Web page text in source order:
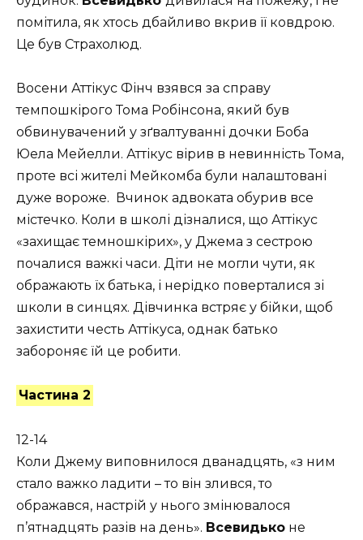
помітила, як хтось дбайливо вкрив її ковдрою.
Це був Страхолюд.
Восени Аттікус Фінч взявся за справу
темпошкірого Тома Робінсона, який був
обвинувачений у зґвалтуванні дочки Боба
Юела Мейелли. Аттікус вірив в невинність Тома,
проте всі жителі Мейкомба були налаштовані
дуже вороже. Вчинок адвоката обурив все
містечко. Коли в школі дізналися, що Аттікус
«захищає темношкірих», у Джема з сестрою
почалися важкі часи. Діти не могли чути, як
ображають їх батька, і нерідко поверталися зі
школи в синцях. Дівчинка встряє у бійки, щоб
захистити честь Аттікуса, однак батько
забороняє їй це робити.
Частина 2
12-14
Коли Джему виповнилося дванадцять, «з ним
стало важко ладити – то він злився, то
ображався, настрій у нього змінювалося
п’ятнадцять разів на день». Всевидько не